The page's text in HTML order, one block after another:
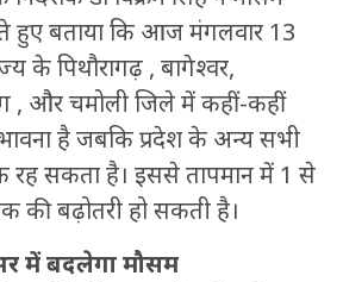
हुए बताया कि आज मंगलवार 13
के पिथौरागढ़ , बागेश्वर,
, और चमोली जिले में कहीं-कहीं
है जबकि प्रदेश के अन्य सभी
रह सकता है। इससे तापमान में 1 से
की बढ़ोतरी हो सकती है।
में बदलेगा मौसम